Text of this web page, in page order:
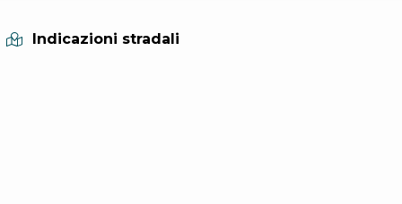
Indicazioni stradali